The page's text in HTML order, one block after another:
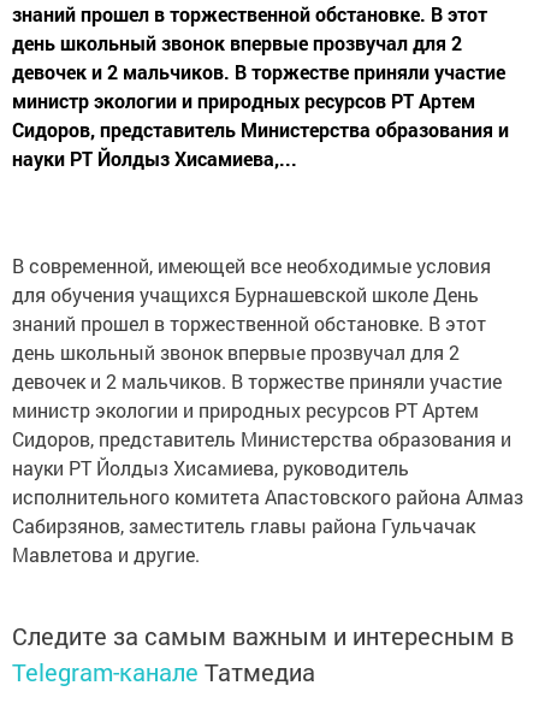
знаний прошел в торжественной обстановке. В этот
день школьный звонок впервые прозвучал для 2
девочек и 2 мальчиков. В торжестве приняли участие
министр экологии и природных ресурсов РТ Артем
Сидоров, представитель Министерства образования и
науки РТ Йолдыз Хисамиева,...
В современной, имеющей все необходимые условия
для обучения учащихся Бурнашевской школе День
знаний прошел в торжественной обстановке. В этот
день школьный звонок впервые прозвучал для 2
девочек и 2 мальчиков. В торжестве приняли участие
министр экологии и природных ресурсов РТ Артем
Сидоров, представитель Министерства образования и
науки РТ Йолдыз Хисамиева, руководитель
исполнительного комитета Апастовского района Алмаз
Сабирзянов, заместитель главы района Гульчачак
Мавлетова и другие.
Следите за самым важным и интересным в
Telegram-канале Татмедиа